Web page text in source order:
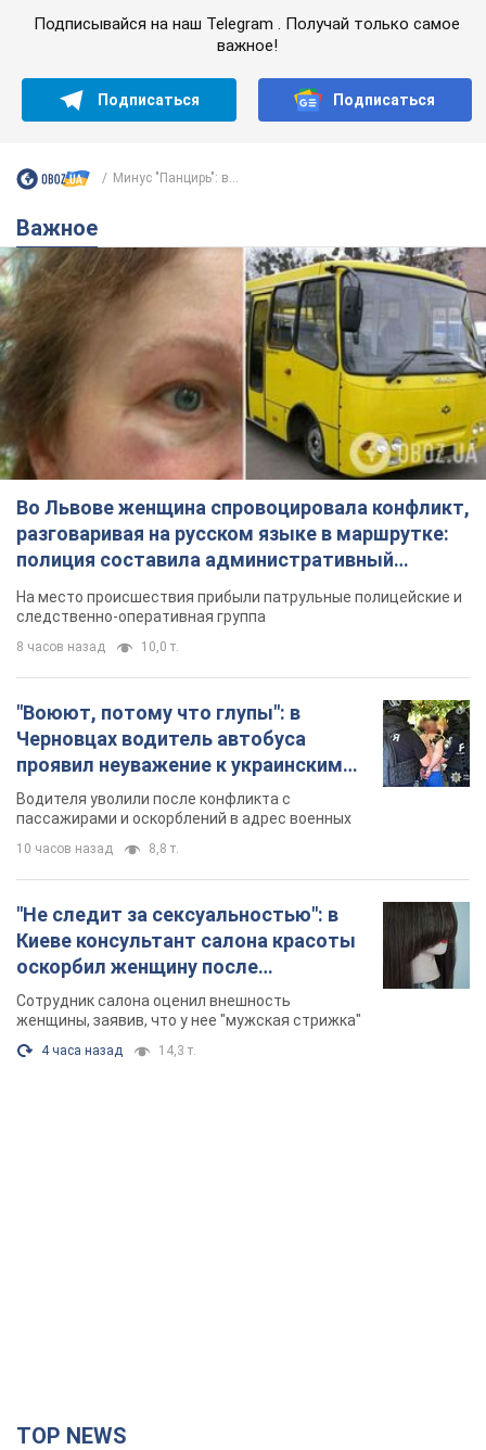
Подписывайся на наш Telegram . Получай только самое
важное!
Подписаться Подписаться
Минус "Панцирь": в...
Важное
Во Львове женщина спровоцировала конфликт,
разговаривая на русском языке в маршрутке:
полиция составила административный
протокол. Видео
На место происшествия прибыли патрульные полицейские и
следственно-оперативная группа
8 часов назад 10,0 т.
"Воюют, потому что глупы": в
Черновцах водитель автобуса
проявил неуважение к украинским
военным и поплатился за это.
Видео
Водителя уволили после конфликта с
пассажирами и оскорблений в адрес военных
10 часов назад 8,8 т.
"Не следит за сексуальностью": в
Киеве консультант салона красоты
оскорбил женщину после
химиотерапии, разгорелся скандал.
Фото
Сотрудник салона оценил внешность
женщины, заявив, что у нее "мужская стрижка"
4 часа назад 14,3 т.
TOP NEWS